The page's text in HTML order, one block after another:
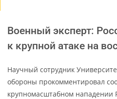
Военный эксперт:
к крупной атаке на
Научный сотрудник
обороны прокомментировал
крупномасштабном нападении